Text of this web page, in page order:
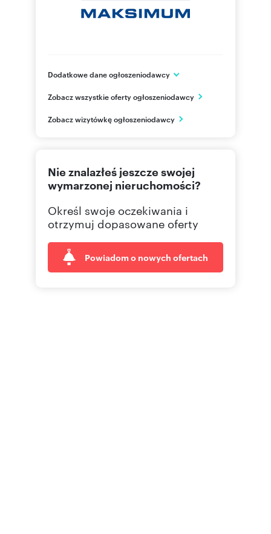
Dodatkowe dane ogłoszeniodawcy
Katowice
PL
Zobacz wszystkie oferty ogłoszeniodawcy
Zobacz wizytówkę ogłoszeniodawcy
Nie znalazłeś jeszcze swojej
wymarzonej nieruchomości?
Określ swoje oczekiwania i
otrzymuj dopasowane oferty
Powiadom o nowych ofertach